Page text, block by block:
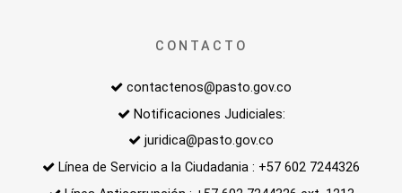
CONTACTO
contactenos@pasto.gov.co
Notificaciones Judiciales:
juridica@pasto.gov.co
Línea de Servicio a la Ciudadania : +57 602 7244326